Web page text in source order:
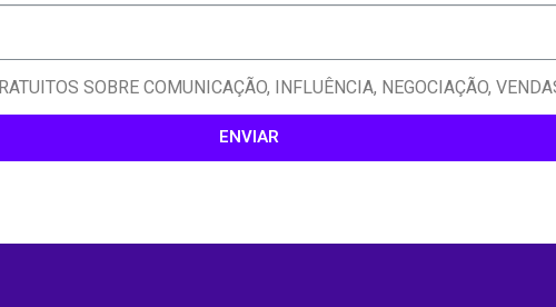
SOBRE COMUNICAÇÃO, INFLUÊNCIA, NEGOCIAÇÃO,
ENVIAR